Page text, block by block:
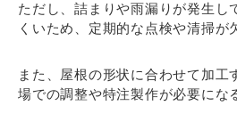
ただし、詰まりや雨漏りが発生し
くいため、定期的な点検や清掃が
また、屋根の形状に合わせて加工
場での調整や特注製作が必要にな